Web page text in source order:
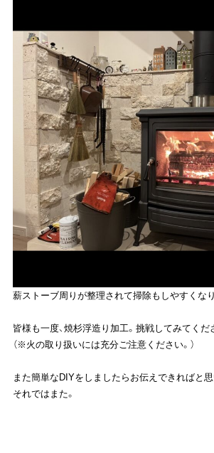
薪ストーブ周りが整理されて掃除もしやすくなり
皆様も一度、焼杉浮造り加工。挑戦してみてくだ
（※火の取り扱いには充分ご注意ください。）
また簡単なDIYをしましたらお伝えできればと思
それではまた。